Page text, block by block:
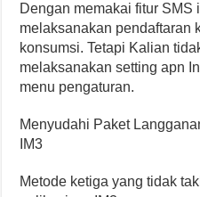
Dengan memakai fitur
melaksanakan pendaftaran
konsumsi. Tetapi Kalian
melaksanakan setting apn
menu pengaturan.
Menyudahi Paket
IM3
Metode ketiga yang tidak